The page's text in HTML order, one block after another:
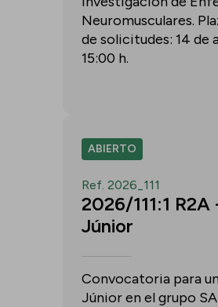
Neuromusculares.
de solicitudes: 14 de
15:00 h.
ABIERTO
Ref. 2026_111
2026/111:1
Júnior
Convocatoria para
Júnior en el grupo